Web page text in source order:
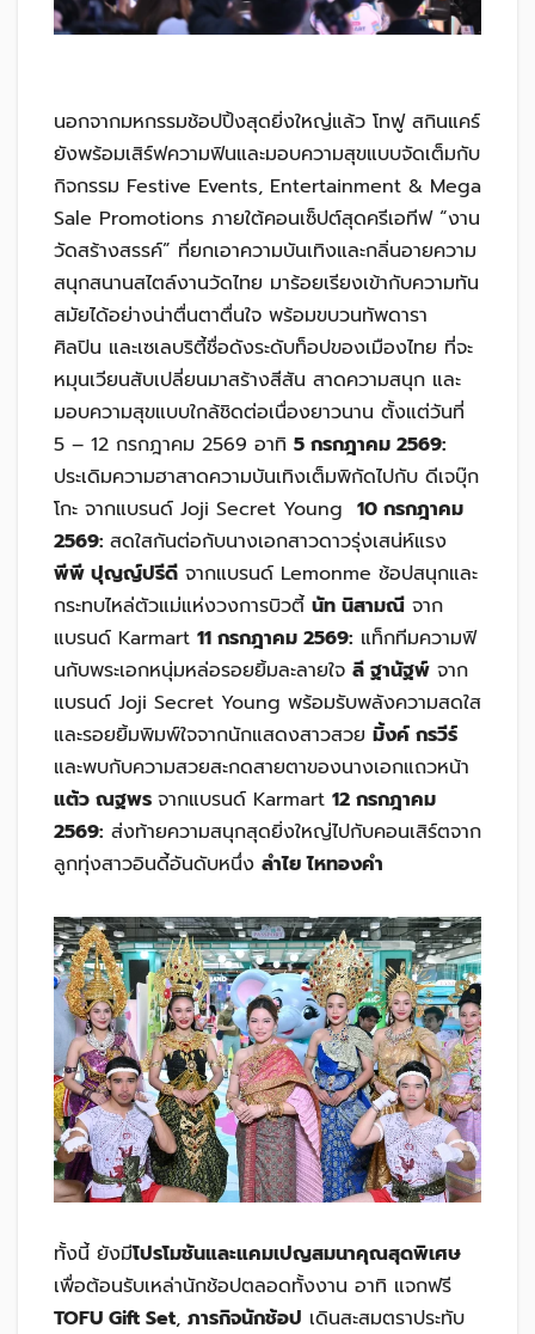
นอกจากมหกรรมช้อปปิ้งสุดยิ่งใหญ่แล้ว โทฟู สกินแคร์
ยังพร้อมเสิร์ฟความฟินและมอบความสุขแบบจัดเต็มกับ
กิจกรรม Festive Events, Entertainment & Mega
Sale Promotions ภายใต้คอนเซ็ปต์สุดครีเอทีฟ “งาน
วัดสร้างสรรค์” ที่ยกเอาความบันเทิงและกลิ่นอายความ
สนุกสนานสไตล์งานวัดไทย มาร้อยเรียงเข้ากับความทัน
สมัยได้อย่างน่าตื่นตาตื่นใจ พร้อมขบวนทัพดารา
ศิลปิน และเซเลบริตี้ชื่อดังระดับท็อปของเมืองไทย ที่จะ
หมุนเวียนสับเปลี่ยนมาสร้างสีสัน สาดความสนุก และ
มอบความสุขแบบใกล้ชิดต่อเนื่องยาวนาน ตั้งแต่วันที่
5 – 12 กรกฎาคม 2569 อาทิ 5 กรกฎาคม 2569:
ประเดิมความฮาสาดความบันเทิงเต็มพิกัดไปกับ ดีเจบุ๊ก
โกะ จากแบรนด์ Joji Secret Young 10 กรกฎาคม
2569: สดใสกันต่อกับนางเอกสาวดาวรุ่งเสน่ห์แรง
พีพี ปุญญ์ปรีดี จากแบรนด์ Lemonme ช้อปสนุกและ
กระทบไหล่ตัวแม่แห่งวงการบิวตี้ นัท นิสามณี จาก
แบรนด์ Karmart 11 กรกฎาคม 2569: แท็กทีมความฟิ
นกับพระเอกหนุ่มหล่อรอยยิ้มละลายใจ ลี ฐานัฐพ์ จาก
แบรนด์ Joji Secret Young พร้อมรับพลังความสดใส
และรอยยิ้มพิมพ์ใจจากนักแสดงสาวสวย มิ้งค์ กรวีร์
และพบกับความสวยสะกดสายตาของนางเอกแถวหน้า
แต้ว ณฐพร จากแบรนด์ Karmart 12 กรกฎาคม
2569: ส่งท้ายความสนุกสุดยิ่งใหญ่ไปกับคอนเสิร์ตจาก
ลูกทุ่งสาวอินดี้อันดับหนึ่ง ลำไย ไหทองคำ
ทั้งนี้ ยังมีโปรโมชันและแคมเปญสมนาคุณสุดพิเศษ
เพื่อต้อนรับเหล่านักช้อปตลอดทั้งงาน อาทิ แจกฟรี
TOFU Gift Set, ภารกิจนักช้อป เดินสะสมตราประทับ